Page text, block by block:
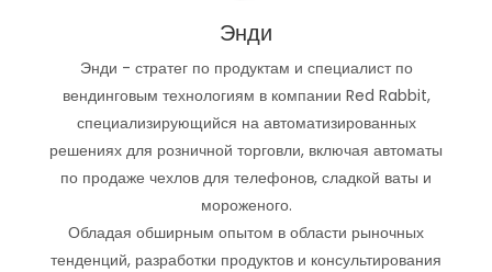
Энди
Энди - стратег по продуктам и специалист по
вендинговым технологиям в компании Red Rabbit,
специализирующийся на автоматизированных
решениях для розничной торговли, включая автоматы
по продаже чехлов для телефонов, сладкой ваты и
мороженого.
Обладая обширным опытом в области рыночных
тенденций, разработки продуктов и консультирования